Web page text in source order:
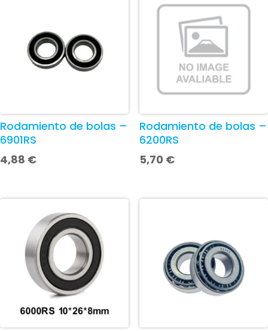
Rodamiento de bolas –
6901RS
4,88 €
Rodamiento de bolas –
6200RS
5,70 €